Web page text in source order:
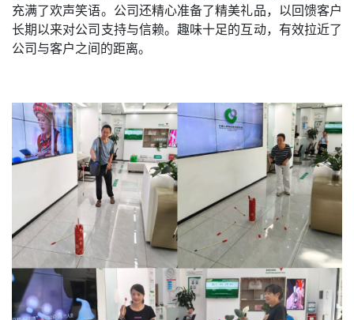
充满了欢声笑语。公司还精心准备了精美礼品，以回馈客户
长期以来对公司支持与信赖。趣味十足的互动，有效拉近了
公司与客户之间的距离。